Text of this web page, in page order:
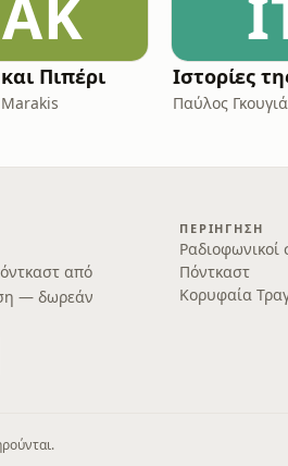
ΑΚ
Πιπέρι Ιστορίες
Παύλος
από
— δωρεάν
ΠΕΡΙΉΓΗΣΗ
Ραδιοφωνικοί
Πόντκαστ
Κορυφαία